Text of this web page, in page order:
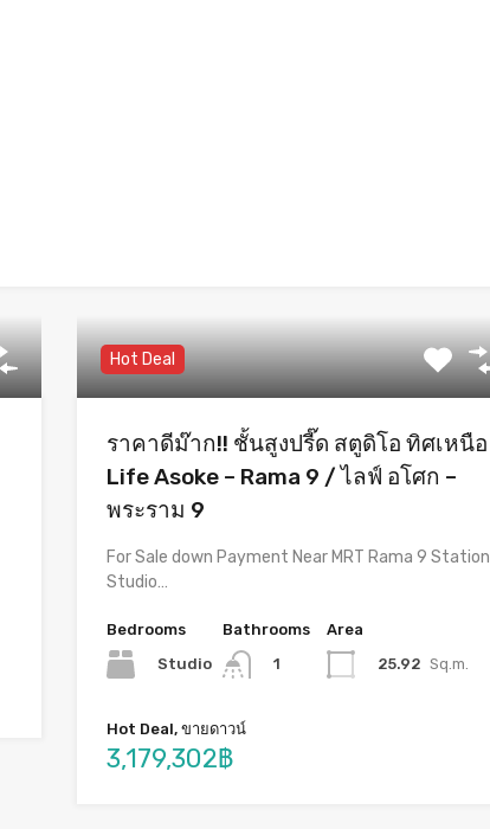
Hot Deal
ราคาดีม๊าก!! ชั้นสูงปรี๊ด สตูดิโอ ทิศเหนือ
Life Asoke – Rama 9 / ไลฟ์ อโศก –
พระราม 9
For Sale down Payment Near MRT Rama 9 Station
Studio…
Bedrooms
Studio
Bathrooms
1
Area
25.92 Sq.m.
Hot Deal, ขายดาวน์
3,179,302฿